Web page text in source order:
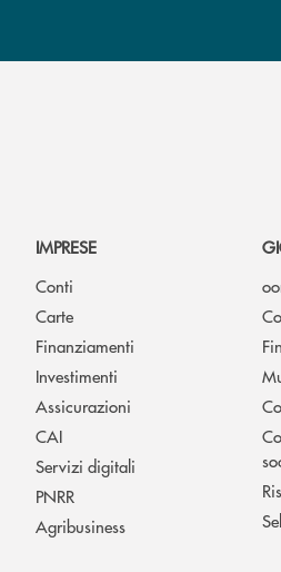
IMPRESE
Conti
Carte
Finanziamenti
Investimenti
Assicurazioni
CAI
Servizi digitali
PNRR
Agribusiness